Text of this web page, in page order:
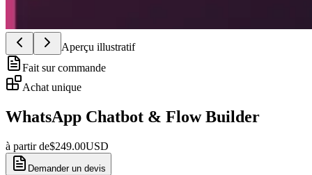
Aperçu illustratif
Fait sur commande
Achat unique
WhatsApp Chatbot & Flow Builder
à partir de$249.00USD
Demander un devis